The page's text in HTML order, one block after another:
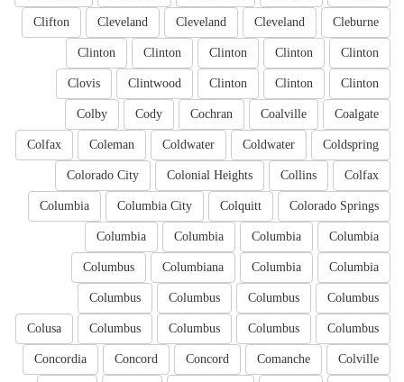
Cleburne
Cleveland
Cleveland
Cleveland
Clifton
Clinton
Clinton
Clinton
Clinton
Clinton
Clinton
Clinton
Clinton
Clintwood
Clovis
Coalgate
Coalville
Cochran
Cody
Colby
Coldspring
Coldwater
Coldwater
Coleman
Colfax
Colfax
Collins
Colonial Heights
Colorado City
Colorado Springs
Colquitt
Columbia City
Columbia
Columbia
Columbia
Columbia
Columbia
Columbia
Columbia
Columbiana
Columbus
Columbus
Columbus
Columbus
Columbus
Columbus
Columbus
Columbus
Columbus
Colusa
Colville
Comanche
Concord
Concord
Concordia